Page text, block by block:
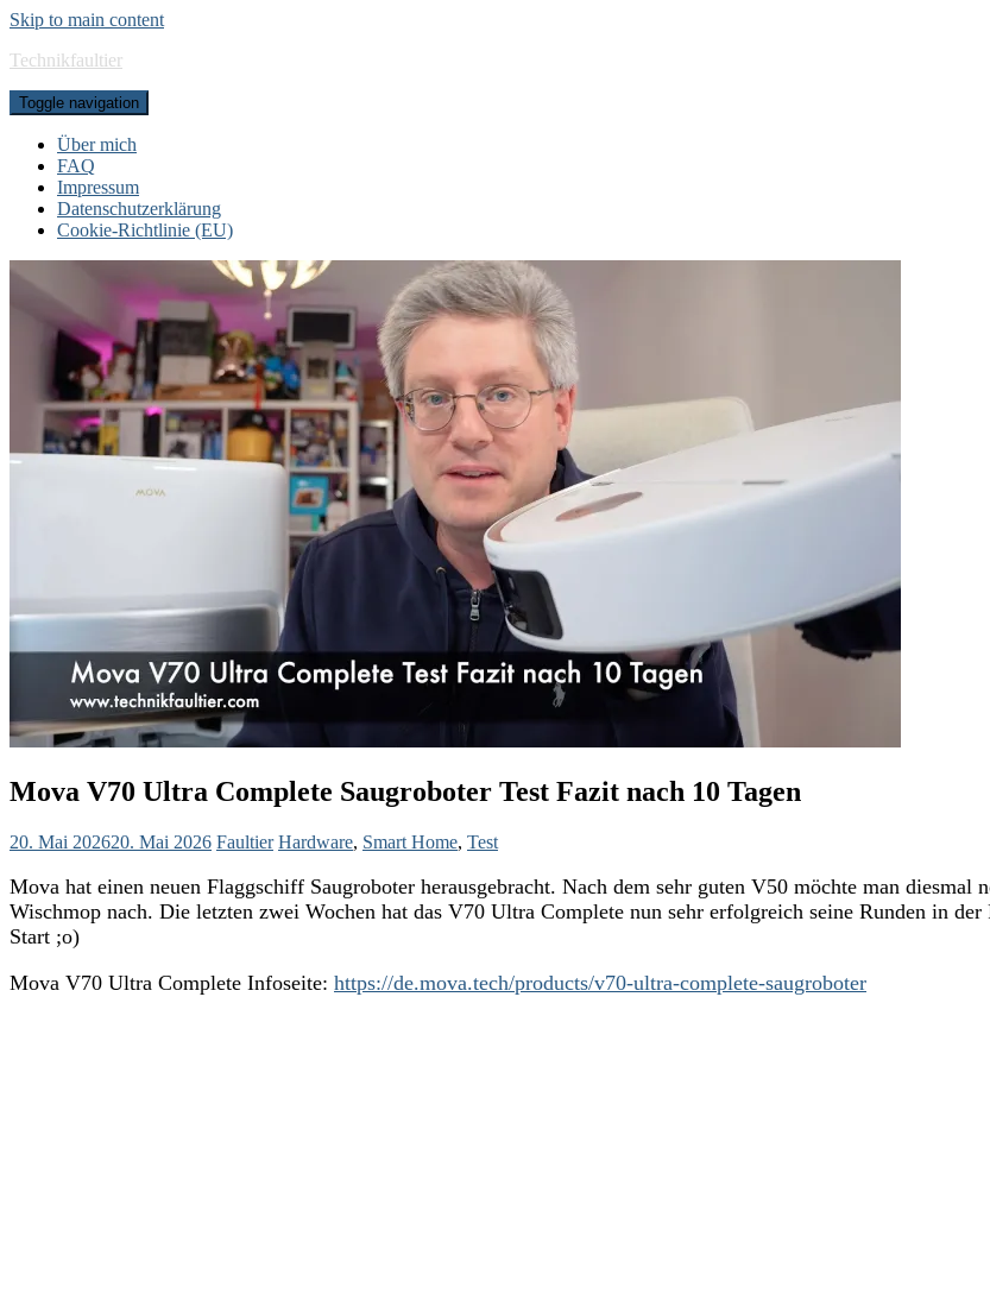
Skip to main content
Technikfaultier
Toggle navigation
Über mich
FAQ
Impressum
Datenschutzerklärung
Cookie-Richtlinie (EU)
Mova V70 Ultra Complete Saugroboter Test Fazit nach 10 Tagen
20. Mai 202620. Mai 2026 Faultier Hardware, Smart Home, Test
Mova hat einen neuen Flaggschiff Saugroboter herausgebracht. Nach dem sehr guten V50 möchte man
Wischmop nach. Die letzten zwei Wochen hat das V70 Ultra Complete nun sehr erfolgreich seine Runden in
Start ;o)
Mova V70 Ultra Complete Infoseite: https://de.mova.tech/products/v70-ultra-complete-saugroboter